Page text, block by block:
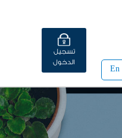
En
تسجيل
الدخول